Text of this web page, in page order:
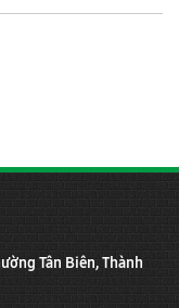
Tân Biên, Thành